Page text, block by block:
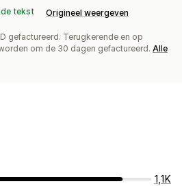
tekst Origineel weergeven
gefactureerd. Terugkerende en op
om de 30 dagen gefactureerd. Alle
1,1K